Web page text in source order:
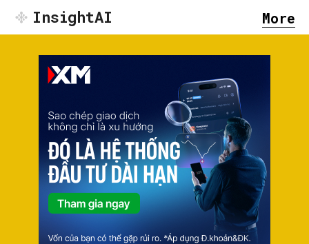
InsightAI More